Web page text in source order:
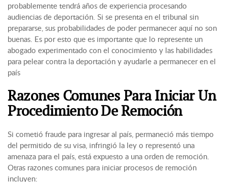
probablemente tendrá años de experiencia procesando
audiencias de deportación. Si se presenta en el tribunal sin
prepararse, sus probabilidades de poder permanecer aquí no son
buenas. Es por esto que es importante que lo represente un
abogado experimentado con el conocimiento y las habilidades
para pelear contra la deportación y ayudarle a permanecer en el
país
Razones Comunes Para Iniciar Un
Procedimiento De Remoción
Si cometió fraude para ingresar al país, permaneció más tiempo
del permitido de su visa, infringió la ley o representó una
amenaza para el país, está expuesto a una orden de remoción.
Otras razones comunes para iniciar procesos de remoción
incluyen: